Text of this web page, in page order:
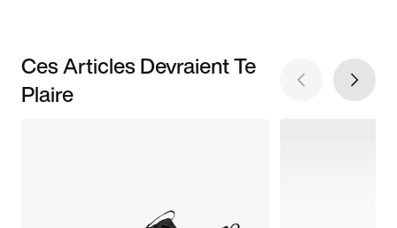
Ces Articles Devraient Te
Plaire